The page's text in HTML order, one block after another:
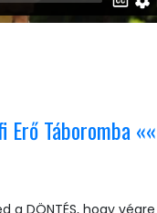
Erő Táboromba ««